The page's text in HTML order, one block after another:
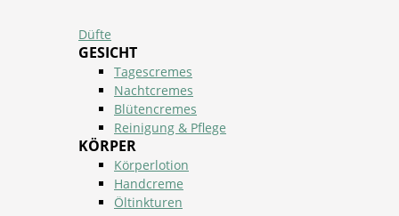
Düfte
GESICHT
Tagescremes
Nachtcremes
Blütencremes
Reinigung & Pflege
KÖRPER
Körperlotion
Handcreme
Öltinkturen